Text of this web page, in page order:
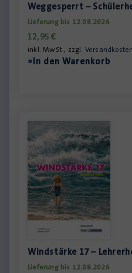
Weggesperrt –
Lieferung bis 12.08.2026
12,95€
inkl. MwSt., zzgl. Versandkosten
»In den Warenkorb
Windstärke 17 –
Lieferung bis 12.08.2026